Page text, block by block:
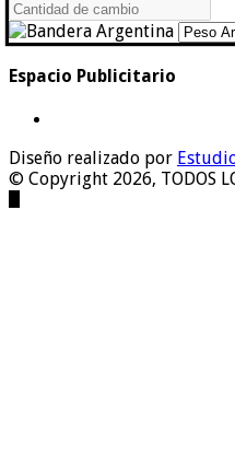
Espacio Publicitario
Diseño realizado por
© Copyright 2026, TODOS